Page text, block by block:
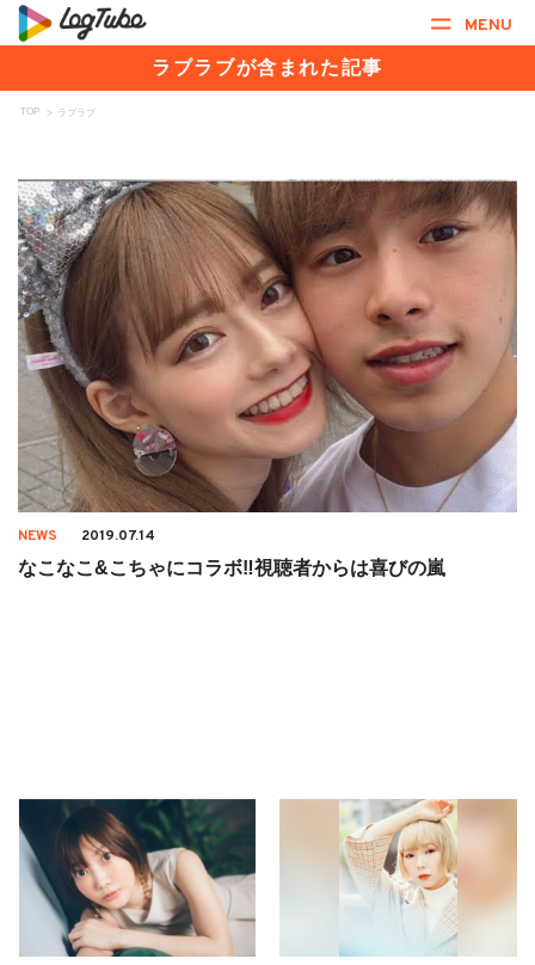
MENU
ラブラブが含まれた記事
TOP > ラブラブ
NEWS 2019.07.14
なこなこ&こちゃにコラボ‼︎視聴者からは喜びの嵐